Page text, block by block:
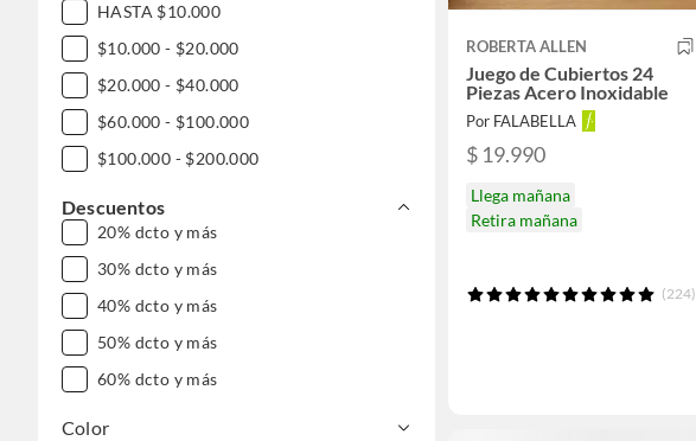
HASTA $10.000
$10.000 - $20.000
$20.000 - $40.000
$60.000 - $100.000
$100.000 - $200.000
Descuentos
20% dcto y más
30% dcto y más
40% dcto y más
50% dcto y más
60% dcto y más
Color
ROBERTA ALLEN
Juego de Cubiertos 24
Piezas Acero Inoxidable
Por FALABELLA
$ 19.990
Llega mañana
Retira mañana
(224)